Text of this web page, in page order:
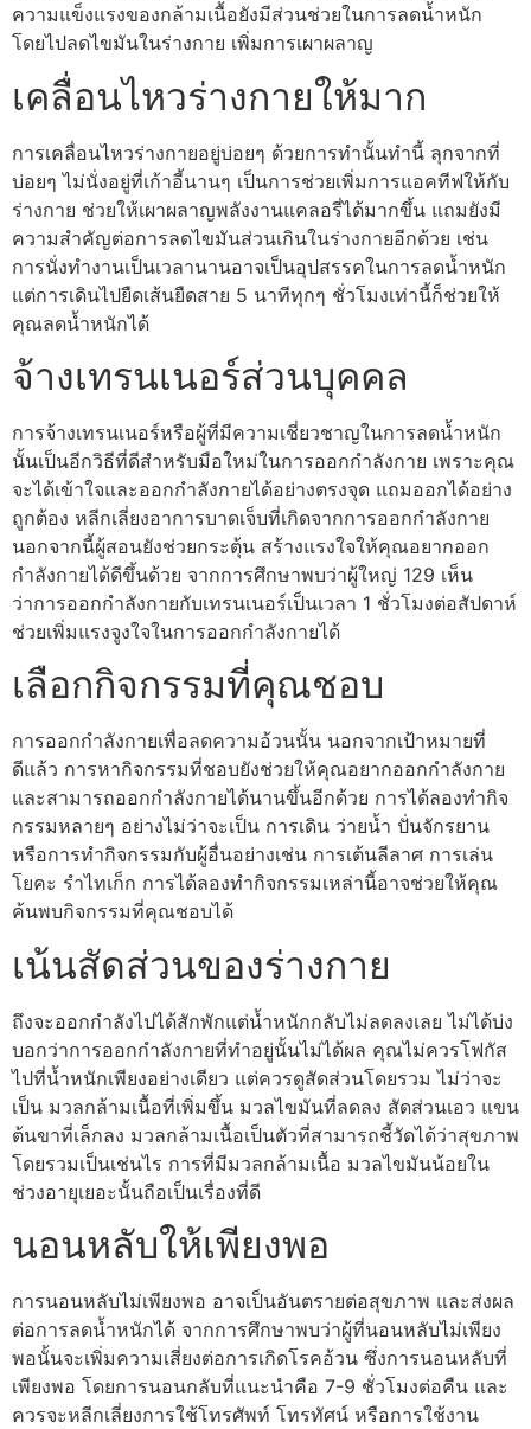
ความแข็งแรงของกล้ามเนื้อยังมีส่วนช่วยในการลดน้ำหนัก
โดยไปลดไขมันในร่างกาย เพิ่มการเผาผลาญ
เคลื่อนไหวร่างกายให้มาก
การเคลื่อนไหวร่างกายอยู่บ่อยๆ ด้วยการทำนั้นทำนี้ ลุกจากที่
บ่อยๆ ไม่นั่งอยู่ที่เก้าอี้นานๆ เป็นการช่วยเพิ่มการแอคทีฟให้กับ
ร่างกาย ช่วยให้เผาผลาญพลังงานแคลอรี่ได้มากขึ้น แถมยังมี
ความสำคัญต่อการลดไขมันส่วนเกินในร่างกายอีกด้วย เช่น
การนั่งทำงานเป็นเวลานานอาจเป็นอุปสรรคในการลดน้ำหนัก
แต่การเดินไปยืดเส้นยืดสาย 5 นาทีทุกๆ ชั่วโมงเท่านี้ก็ช่วยให้
คุณลดน้ำหนักได้
จ้างเทรนเนอร์ส่วนบุคคล
การจ้างเทรนเนอร์หรือผู้ที่มีความเชี่ยวชาญในการลดน้ำหนัก
นั้นเป็นอีกวิธีที่ดีสำหรับมือใหม่ในการออกกำลังกาย เพราะคุณ
จะได้เข้าใจและออกกำลังกายได้อย่างตรงจุด แถมออกได้อย่าง
ถูกต้อง หลีกเลี่ยงอาการบาดเจ็บที่เกิดจากการออกกำลังกาย
นอกจากนี้ผู้สอนยังช่วยกระตุ้น สร้างแรงใจให้คุณอยากออก
กำลังกายได้ดีขึ้นด้วย จากการศึกษาพบว่าผู้ใหญ่ 129 เห็น
ว่าการออกกำลังกายกับเทรนเนอร์เป็นเวลา 1 ชั่วโมงต่อสัปดาห์
ช่วยเพิ่มแรงจูงใจในการออกกำลังกายได้
เลือกกิจกรรมที่คุณชอบ
การออกกำลังกายเพื่อลดความอ้วนนั้น นอกจากเป้าหมายที่
ดีแล้ว การหากิจกรรมที่ชอบยังช่วยให้คุณอยากออกกำลังกาย
และสามารถออกกำลังกายได้นานขึ้นอีกด้วย การได้ลองทำกิจ
กรรมหลายๆ อย่างไม่ว่าจะเป็น การเดิน ว่ายน้ำ ปั่นจักรยาน
หรือการทำกิจกรรมกับผู้อื่นอย่างเช่น การเต้นลีลาศ การเล่น
โยคะ รำไทเก็ก การได้ลองทำกิจกรรมเหล่านี้อาจช่วยให้คุณ
ค้นพบกิจกรรมที่คุณชอบได้
เน้นสัดส่วนของร่างกาย
ถึงจะออกกำลังไปได้สักพักแต่น้ำหนักกลับไม่ลดลงเลย ไม่ได้บ่ง
บอกว่าการออกกำลังกายที่ทำอยู่นั้นไม่ได้ผล คุณไม่ควรโฟกัส
ไปที่น้ำหนักเพียงอย่างเดียว แต่ควรดูสัดส่วนโดยรวม ไม่ว่าจะ
เป็น มวลกล้ามเนื้อที่เพิ่มขึ้น มวลไขมันที่ลดลง สัดส่วนเอว แขน
ต้นขาที่เล็กลง มวลกล้ามเนื้อเป็นตัวที่สามารถชี้วัดได้ว่าสุขภาพ
โดยรวมเป็นเช่นไร การที่มีมวลกล้ามเนื้อ มวลไขมันน้อยใน
ช่วงอายุเยอะนั้นถือเป็นเรื่องที่ดี
นอนหลับให้เพียงพอ
การนอนหลับไม่เพียงพอ อาจเป็นอันตรายต่อสุขภาพ และส่งผล
ต่อการลดน้ำหนักได้ จากการศึกษาพบว่าผู้ที่นอนหลับไม่เพียง
พอนั้นจะเพิ่มความเสี่ยงต่อการเกิดโรคอ้วน ซึ่งการนอนหลับที่
เพียงพอ โดยการนอนกลับที่แนะนำคือ 7-9 ชั่วโมงต่อคืน และ
ควรจะหลีกเลี่ยงการใช้โทรศัพท์ โทรทัศน์ หรือการใช้งาน